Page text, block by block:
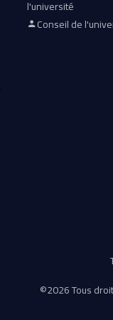
l'université
Conseil de
©2026 Tous